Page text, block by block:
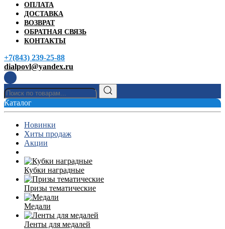
ОПЛАТА
ДОСТАВКА
ВОЗВРАТ
ОБРАТНАЯ СВЯЗЬ
КОНТАКТЫ
+7(843) 239-25-88
dialpovl@yandex.ru
Каталог
Новинки
Хиты продаж
Акции
Кубки наградные
Призы тематические
Медали
Ленты для медалей